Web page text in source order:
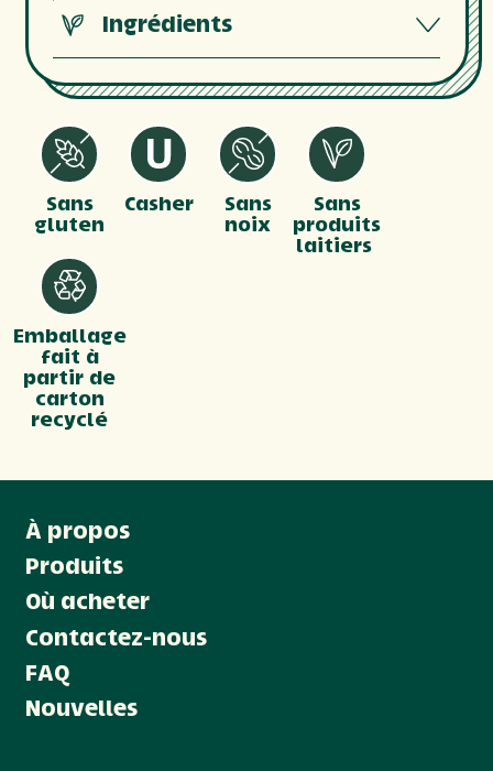
Ingrédients
Sans
gluten
Casher
Sans
noix
Sans
produits
laitiers
Emballage
fait à
partir de
carton
recyclé
À propos
Produits
Où acheter
Contactez-nous
FAQ
Nouvelles